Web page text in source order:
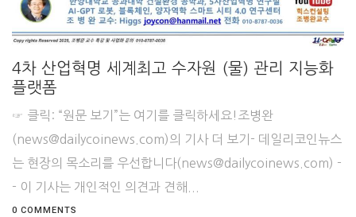
4차 산업혁명 세계최고 수자원 (물) 관리 지능화
플랫폼
☞ 클릭: “원문 보기”는 여기를 클릭하세요!조병완
(news@dailycoinews.com)의 기사 더 보기- 데일리코인뉴스
는 현장의 목소리를 우선합니다(news@dailycoinews.com) -
- 이 기사는 개인적인 의견과 견해...
0 COMMENTS